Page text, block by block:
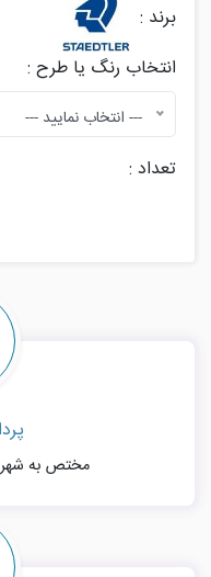
برند :
انتخاب رنگ یا طرح :
--- انتخاب نمایید ---
تعداد :
مختص به شهر